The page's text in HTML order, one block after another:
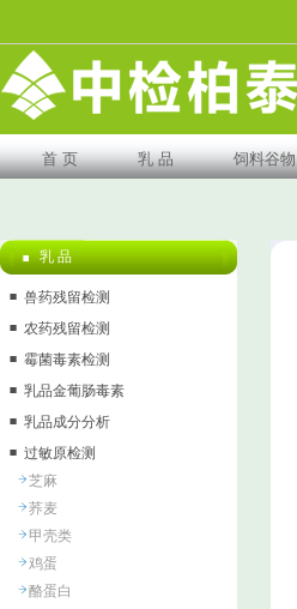
首 页 乳 品 饲料谷物
乳 品
兽药残留检测
农药残留检测
霉菌毒素检测
乳品金葡肠毒素
乳品成分分析
过敏原检测
芝麻
荞麦
甲壳类
鸡蛋
酪蛋白